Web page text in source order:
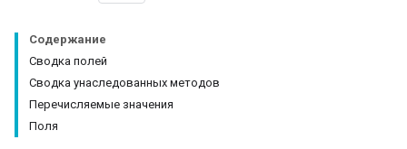
Содержание
Сводка полей
Сводка унаследованных методов
Перечисляемые значения
Поля